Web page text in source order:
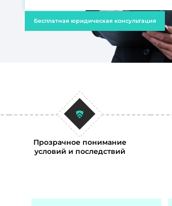
Бесплатная юридическая консультация
Прозрачное понимание
условий и последствий